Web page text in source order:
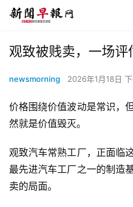
观致被贱卖，一场评
newsmorning 2026年1月18日
价格围绕价值波动是常识，
然就是价值毁灭。
观致汽车常熟工厂，正面临
最先进汽车工厂之一的制造
卖的局面。